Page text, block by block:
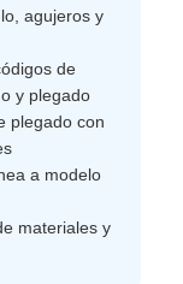
agujeros y
de
y plegado
plegado con
a modelo
materiales y